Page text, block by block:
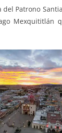
Patrono
Mexquititlán